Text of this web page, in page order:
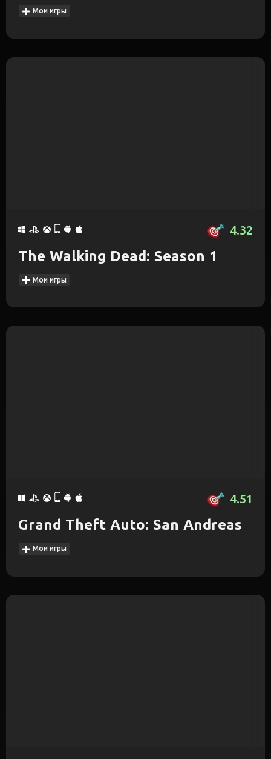
Мои игры
4.32
The Walking Dead: Season 1
Мои игры
4.51
Grand Theft Auto: San Andreas
Мои игры